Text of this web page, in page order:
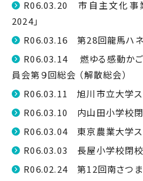
R06.03.20 市自主文化事
2024」
R06.03.16 第28回龍馬ハネ
R06.03.14 燃ゆる感動か
員会第９回総会 （解散総会）
R06.03.11 旭川市立大学ス
R06.03.10 内山田小学校
R06.03.04 東京農業大学ス
R06.03.03 長屋小学校閉
R06.02.24 第12回南さつ